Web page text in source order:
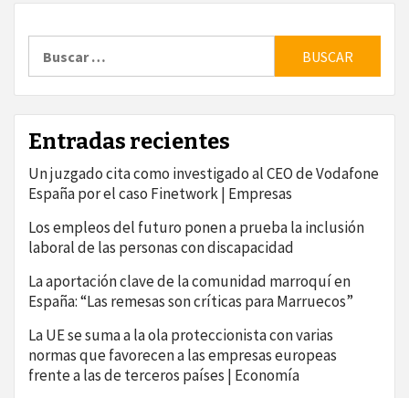
Entradas recientes
Un juzgado cita como investigado al CEO de Vodafone
España por el caso Finetwork | Empresas
Los empleos del futuro ponen a prueba la inclusión
laboral de las personas con discapacidad
La aportación clave de la comunidad marroquí en
España: “Las remesas son críticas para Marruecos”
La UE se suma a la ola proteccionista con varias
normas que favorecen a las empresas europeas
frente a las de terceros países | Economía